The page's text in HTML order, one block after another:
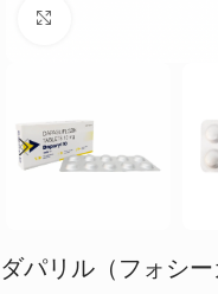
ダパリル（フォシ